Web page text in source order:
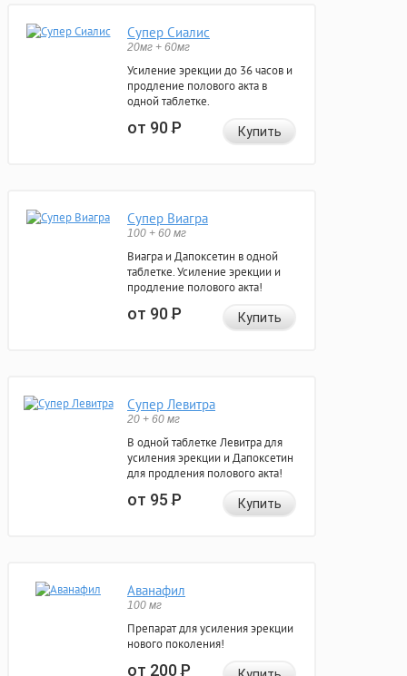
Супер Сиалис
20мг + 60мг
Усиление эрекции до 36 часов и
продление полового акта в
одной таблетке.
от 90Р Купить
Супер Виагра
100 + 60 мг
Виагра и Дапоксетин в одной
таблетке. Усиление эрекции и
продление полового акта!
от 90Р Купить
Супер Левитра
20 + 60 мг
В одной таблетке Левитра для
усиления эрекции и Дапоксетин
для продления полового акта!
от 95Р Купить
Аванафил
100 мг
Препарат для усиления эрекции
нового поколения!
от 200Р